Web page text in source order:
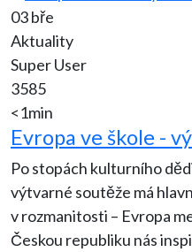
03 bře
Aktuality
Super User
3585
<1min
Evropa ve škole -
Po stopách kulturního dědictví
výtvarné soutěže má
v rozmanitosti – Evropa